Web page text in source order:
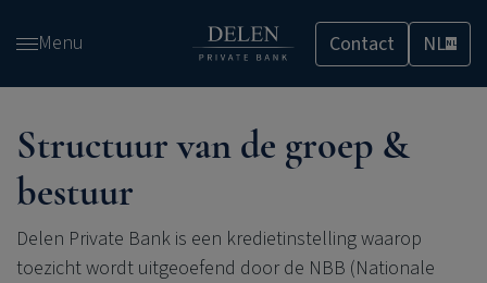
en
inhoud
gaan
Menu Contact NLNL
Structuur van de groep &
bestuur
Delen Private Bank is een kredietinstelling waarop
toezicht wordt uitgeoefend door de NBB (Nationale